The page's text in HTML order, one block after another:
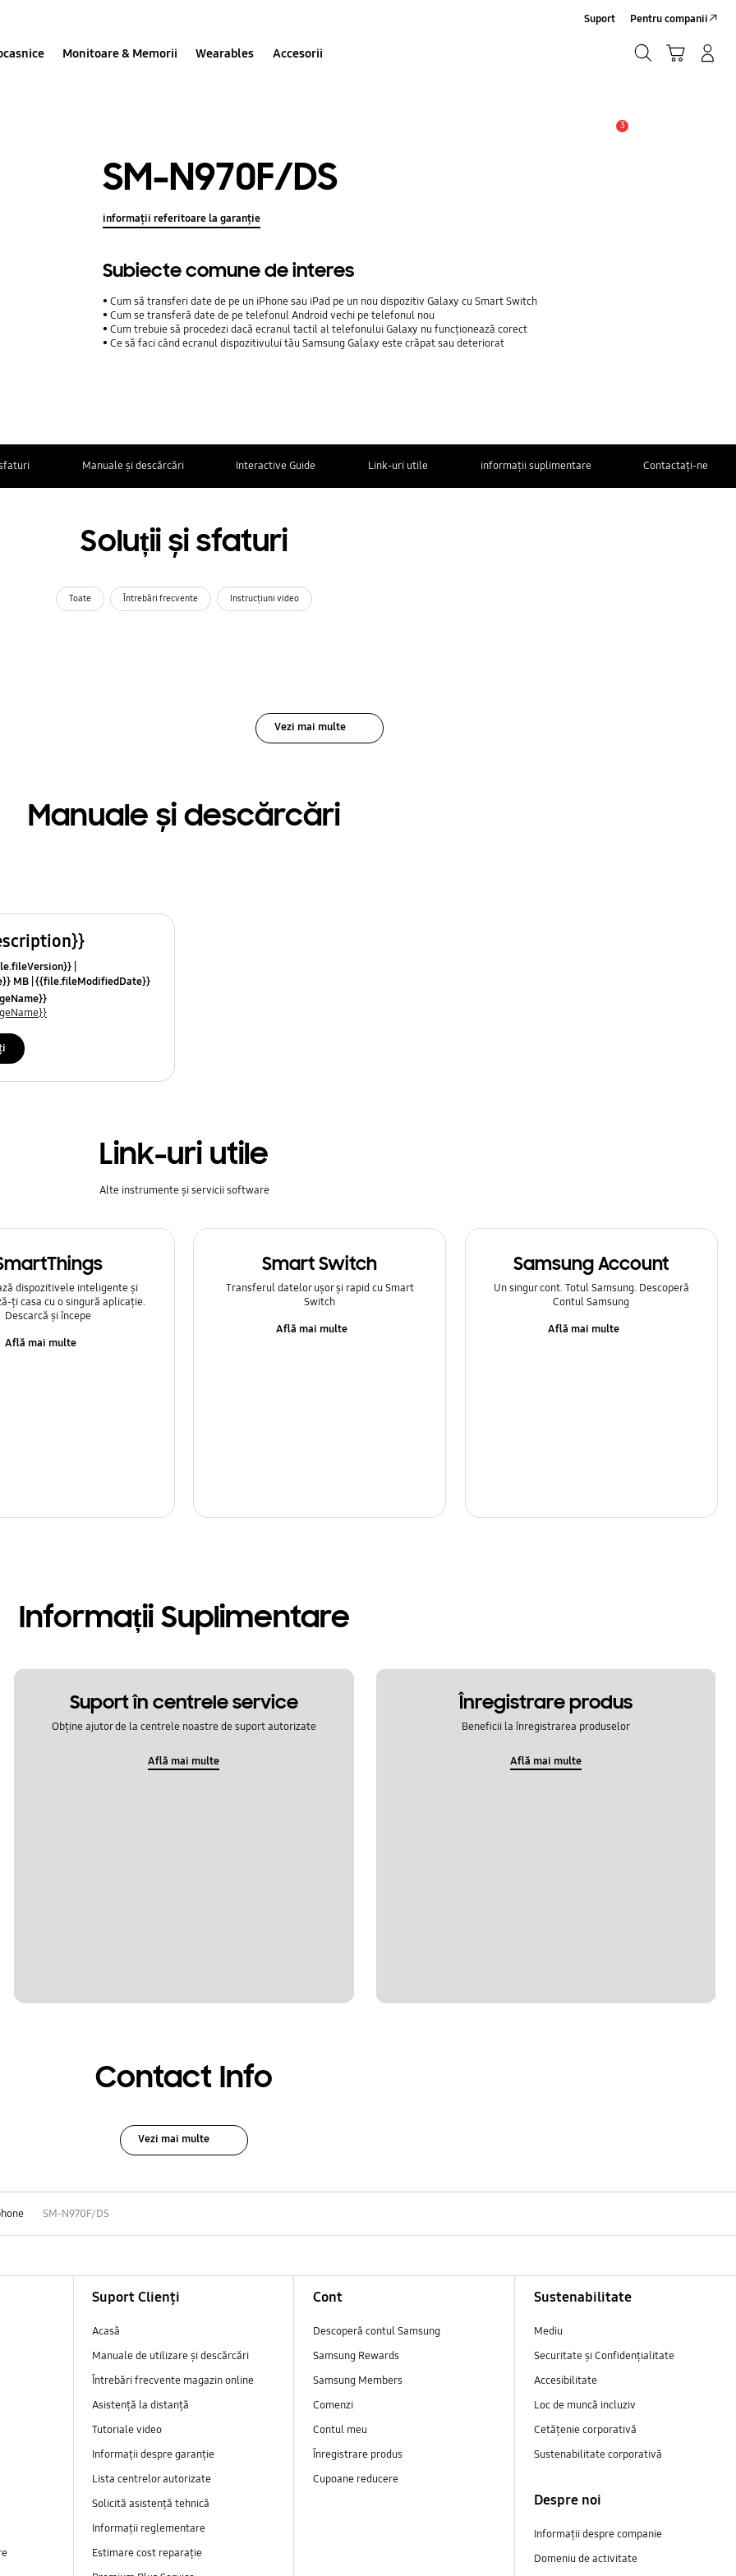
Monitoare & Memorii Wearables Accesorii
Suport Pentru companii
3
SM-N970F/DS
informații referitoare la garanție
Subiecte comune de interes
Cum să transferi date de pe un iPhone sau iPad pe un nou dispozitiv Galaxy cu Smart Switch
Cum se transferă date de pe telefonul Android vechi pe telefonul nou
Cum trebuie să procedezi dacă ecranul tactil al telefonului Galaxy nu funcționează corect
Ce să faci când ecranul dispozitivului tău Samsung Galaxy este crăpat sau deteriorat
Manuale și descărcări Interactive Guide Link-uri utile informații suplimentare Contactaţi-ne
Soluții și sfaturi
Toate Întrebări frecvente Instrucţiuni video
Vezi mai multe
Manuale și descărcări
MB {{file.fileModifiedDate}}
Link-uri utile
Alte instrumente și servicii software
dispozitivele inteligente și
ți casa cu o singură aplicație.
Descarcă și începe
Află mai multe
Smart Switch
Transferul datelor ușor și rapid cu Smart
Switch
Află mai multe
Samsung Account
Un singur cont. Totul Samsung. Descoperă
Contul Samsung
Află mai multe
Informații Suplimentare
Suport în centrele service
Obține ajutor de la centrele noastre de suport autorizate
Află mai multe
Înregistrare produs
Beneficii la înregistrarea produselor
Află mai multe
Contact Info
Vezi mai multe
SM-N970F/DS
Suport Clienți
Acasă
Manuale de utilizare și descărcări
Întrebări frecvente magazin online
Asistență la distanță
Tutoriale video
Informații despre garanție
Lista centrelor autorizate
Solicită asistență tehnică
Informații reglementare
Estimare cost reparație
Cont
Descoperă contul Samsung
Samsung Rewards
Samsung Members
Comenzi
Contul meu
Înregistrare produs
Cupoane reducere
Sustenabilitate
Mediu
Securitate și Confidențialitate
Accesibilitate
Loc de muncă incluziv
Cetățenie corporativă
Sustenabilitate corporativă
Despre noi
Informații despre companie
Domeniu de activitate